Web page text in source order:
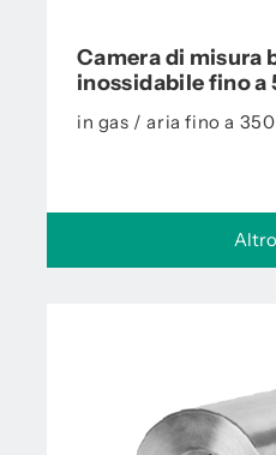
Camera di misura
inossidabile fino a
in gas / aria fino a 350
Altro